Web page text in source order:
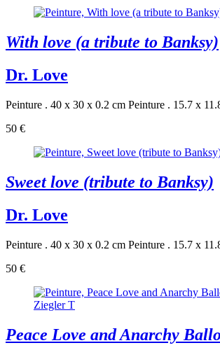
With love (a tribute to Banksy)
Dr. Love
Peinture . 40 x 30 x 0.2 cm Peinture . 15.7 x
50 €
Sweet love (tribute to Banksy)
Dr. Love
Peinture . 40 x 30 x 0.2 cm Peinture . 15.7 x
50 €
Peace Love and Anarchy